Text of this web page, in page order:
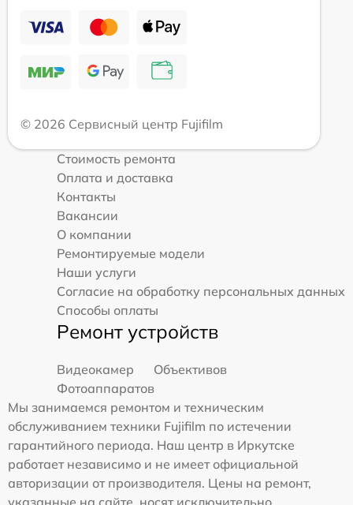
© 2026 Сервисный центр Fujifilm
Стоимость ремонта
Оплата и доставка
Контакты
Вакансии
О компании
Ремонтируемые модели
Наши услуги
Согласие на обработку персональных данных
Способы оплаты
Ремонт устройств
Видеокамер
Объективов
Фотоаппаратов
Мы занимаемся ремонтом и техническим
обслуживанием техники Fujifilm по истечении
гарантийного периода. Наш центр в Иркутске
работает независимо и не имеет официальной
авторизации от производителя. Цены на ремонт,
указанные на сайте, носят исключительно